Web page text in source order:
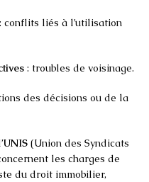
: conflits liés à l’utilisation
: troubles de voisinage.
des décisions ou de la
UNIS (Union des Syndicats
les charges de
du droit immobilier,